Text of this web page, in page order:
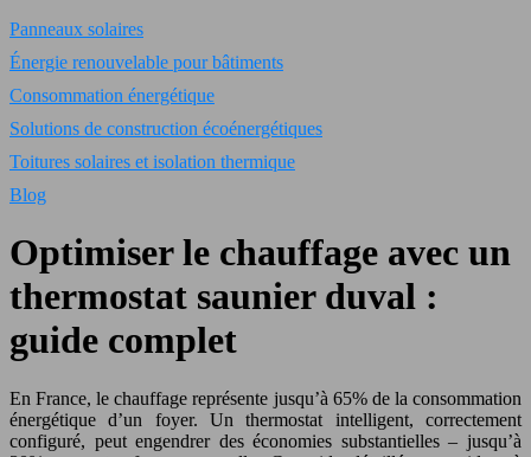
Panneaux solaires
Énergie renouvelable pour bâtiments
Consommation énergétique
Solutions de construction écoénergétiques
Toitures solaires et isolation thermique
Blog
Optimiser le chauffage avec un
thermostat saunier duval :
guide complet
En France, le chauffage représente jusqu’à 65% de la consommation
énergétique d’un foyer. Un thermostat intelligent, correctement
configuré, peut engendrer des économies substantielles – jusqu’à